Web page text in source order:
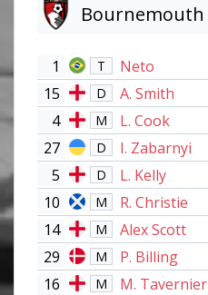
Bournemouth
1 T
Neto
15
D A. Smith
4 M
L. Cook
27
D
I. Zabarnyi
5
D
L. Kelly
10
M
R. Christie
14
M Alex Scott
29 M P. Billing
16 M M. Tavernier